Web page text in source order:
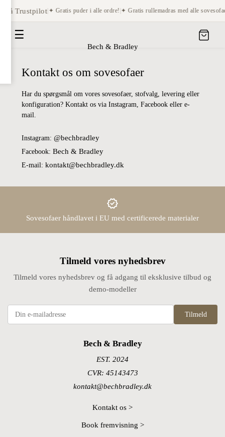
på Trustpilot|✦ Gratis puder i alle ordre!| ✦ Gratis rullemadras med alle
☰
Bech & Bradley
Kontakt os om sovesofaer
Har du spørgsmål om vores sovesofaer, stofvalg, levering eller
konfiguration? Kontakt os via Instagram, Facebook eller e-
mail.
Instagram: @bechbradley
Facebook: Bech & Bradley
E-mail: kontakt@bechbradley.dk
Sovesofaer håndlavet i EU med certificerede materialer
Tilmeld vores nyhedsbrev
Tilmeld vores nyhedsbrev og få adgang til eksklusive tilbud og
demo-modeller
Tilmeld
Bech & Bradley
EST. 2024
CVR: 45143473
kontakt@bechbradley.dk
Kontakt os >
Book fremvisning >